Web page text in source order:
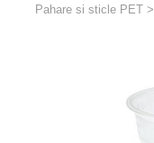
Pahare si sticle PET>